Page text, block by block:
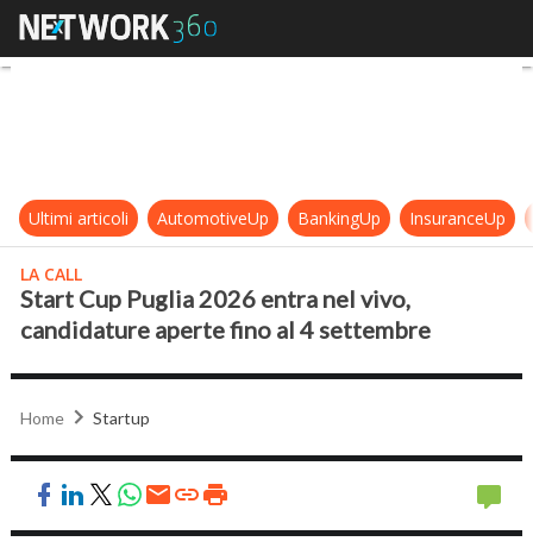
Start Cup Puglia 2026 entra nel
Ultimi articoli AutomotiveUp BankingUp InsuranceUp
LA CALL
Start Cup Puglia 2026 entra nel vivo,
candidature aperte fino al 4 settembre
Home Startup